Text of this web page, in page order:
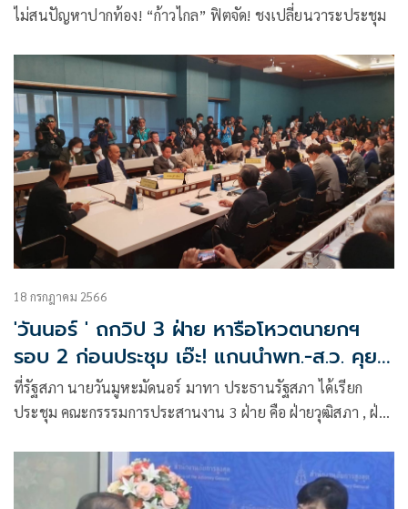
ไม่สนปัญหาปากท้อง! “ก้าวไกล” ฟิตจัด! ชงเปลี่ยนวาระประชุม
18 กรกฎาคม 2566
'วันนอร์ ' ถกวิป 3 ฝ่าย หารือโหวตนายกฯ
รอบ 2 ก่อนประชุม เอ๊ะ! แกนนำพท.-ส.ว. คุย
กันชื่นมื่น
ที่รัฐสภา นายวันมูหะมัดนอร์ มาทา ประธานรัฐสภา ได้เรียก
ประชุม คณะกรรรมการประสานงาน 3 ฝ่าย คือ ฝ่ายวุฒิสภา , ฝ่าย